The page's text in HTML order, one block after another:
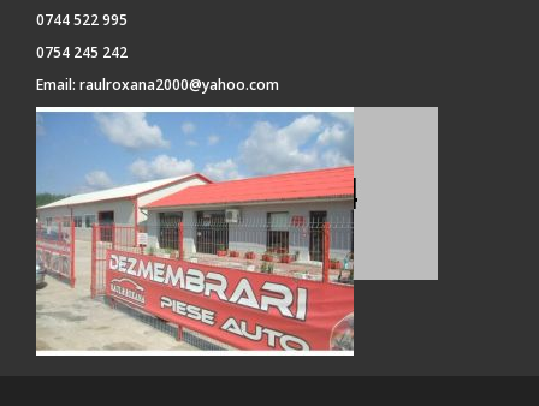
0744 522 995
0754 245 242
Email: raulroxana2000@yahoo.com